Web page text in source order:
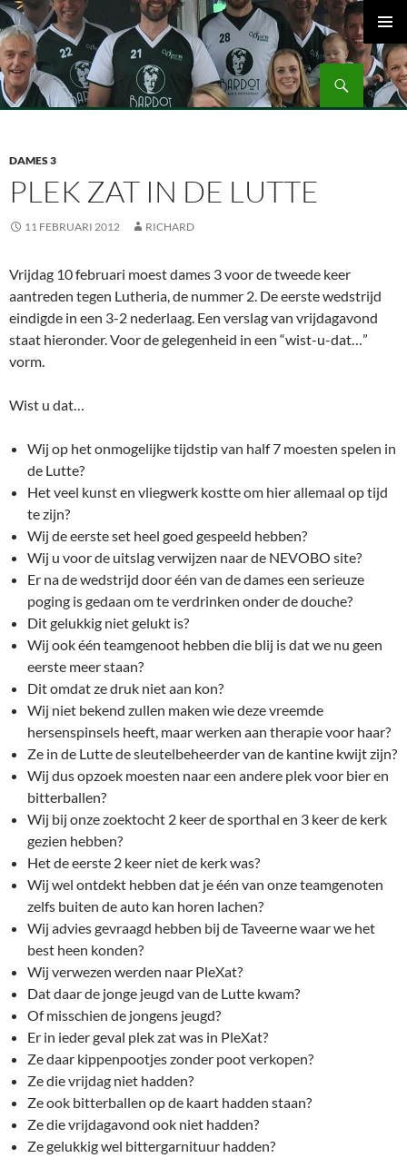
Ga
naar
de
inhoud
Volleybalvereniging Vips Bardot
Zoeken
MENU
DAMES 3
PLEK ZAT IN DE LUTTE
11 FEBRUARI 2012 RICHARD
Vrijdag 10 februari moest dames 3 voor de tweede keer
aantreden tegen Lutheria, de nummer 2. De eerste wedstrijd
eindigde in een 3-2 nederlaag. Een verslag van vrijdagavond
staat hieronder. Voor de gelegenheid in een “wist-u-dat…”
vorm.
Wist u dat…
Wij op het onmogelijke tijdstip van half 7 moesten spelen in
de Lutte?
Het veel kunst en vliegwerk kostte om hier allemaal op tijd
te zijn?
Wij de eerste set heel goed gespeeld hebben?
Wij u voor de uitslag verwijzen naar de NEVOBO site?
Er na de wedstrijd door één van de dames een serieuze
poging is gedaan om te verdrinken onder de douche?
Dit gelukkig niet gelukt is?
Wij ook één teamgenoot hebben die blij is dat we nu geen
eerste meer staan?
Dit omdat ze druk niet aan kon?
Wij niet bekend zullen maken wie deze vreemde
hersenspinsels heeft, maar werken aan therapie voor haar?
Ze in de Lutte de sleutelbeheerder van de kantine kwijt zijn?
Wij dus opzoek moesten naar een andere plek voor bier en
bitterballen?
Wij bij onze zoektocht 2 keer de sporthal en 3 keer de kerk
gezien hebben?
Het de eerste 2 keer niet de kerk was?
Wij wel ontdekt hebben dat je één van onze teamgenoten
zelfs buiten de auto kan horen lachen?
Wij advies gevraagd hebben bij de Taveerne waar we het
best heen konden?
Wij verwezen werden naar PleXat?
Dat daar de jonge jeugd van de Lutte kwam?
Of misschien de jongens jeugd?
Er in ieder geval plek zat was in PleXat?
Ze daar kippenpootjes zonder poot verkopen?
Ze die vrijdag niet hadden?
Ze ook bitterballen op de kaart hadden staan?
Ze die vrijdagavond ook niet hadden?
Ze gelukkig wel bittergarnituur hadden?